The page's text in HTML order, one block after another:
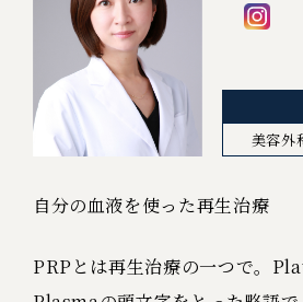
美容外
自分の血液を使った再生治療
PRPとは再生治療の一つで。